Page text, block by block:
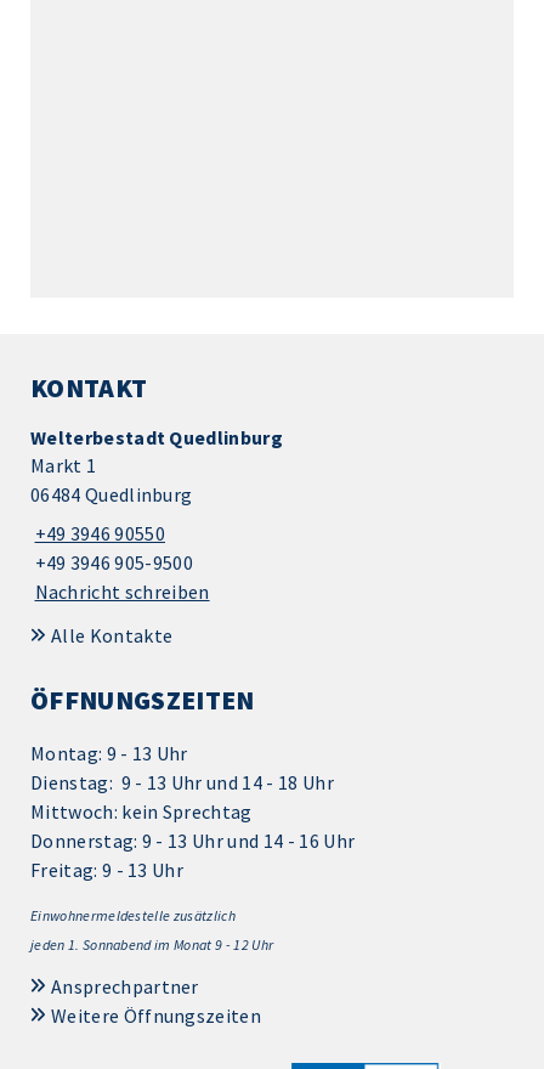
KONTAKT
Welterbestadt Quedlinburg
Markt 1
06484 Quedlinburg
+49 3946 90550
+49 3946 905-9500
Nachricht schreiben
Alle Kontakte
ÖFFNUNGSZEITEN
Montag: 9 - 13 Uhr
Dienstag: 9 - 13 Uhr und 14 - 18 Uhr
Mittwoch: kein Sprechtag
Donnerstag: 9 - 13 Uhr und 14 - 16 Uhr
Freitag: 9 - 13 Uhr
Einwohnermeldestelle zusätzlich
jeden 1. Sonnabend im Monat 9 - 12 Uhr
Ansprechpartner
Weitere Öffnungszeiten